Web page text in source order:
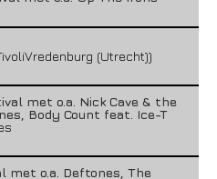
(Utrecht))
met o.a. Nick Cave & the
Body Count feat. Ice-T
met o.a. Deftones, The